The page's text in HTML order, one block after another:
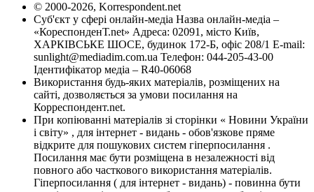
© 2000-2026, Korrespondent.net
Суб'єкт у сфері онлайн-медіа Назва онлайн-медіа –
«КореспонденТ.net» Адреса: 02091, місто Київ,
ХАРКІВСЬКЕ ШОСЕ, будинок 172-Б, офіс 208/1 E-mail:
sunlight@mediadim.com.ua Телефон: 044-205-43-00
Ідентифікатор медіа – R40-06068
Використання будь-яких матеріалів, розміщених на
сайті, дозволяється за умови посилання на
Корреспондент.net.
При копіюванні матеріалів зі сторінки « Новини України
і світу» , для інтернет - видань - обов'язкове пряме
відкрите для пошукових систем гіперпосилання .
Посилання має бути розміщена в незалежності від
повного або часткового використання матеріалів.
Гіперпосилання ( для інтернет - видань) - повинна бути